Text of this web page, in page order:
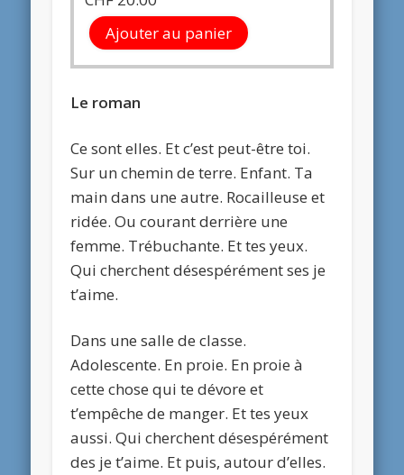
Ajouter au panier
Le roman
Ce sont elles. Et c’est peut-être toi.
Sur un chemin de terre. Enfant. Ta
main dans une autre. Rocailleuse et
ridée. Ou courant derrière une
femme. Trébuchante. Et tes yeux.
Qui cherchent désespérément ses je
t’aime.
Dans une salle de classe.
Adolescente. En proie. En proie à
cette chose qui te dévore et
t’empêche de manger. Et tes yeux
aussi. Qui cherchent désespérément
des je t’aime. Et puis, autour d’elles.